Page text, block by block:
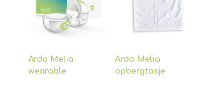
Ardo Melia
wearable
Ardo Melia
opbergtasje